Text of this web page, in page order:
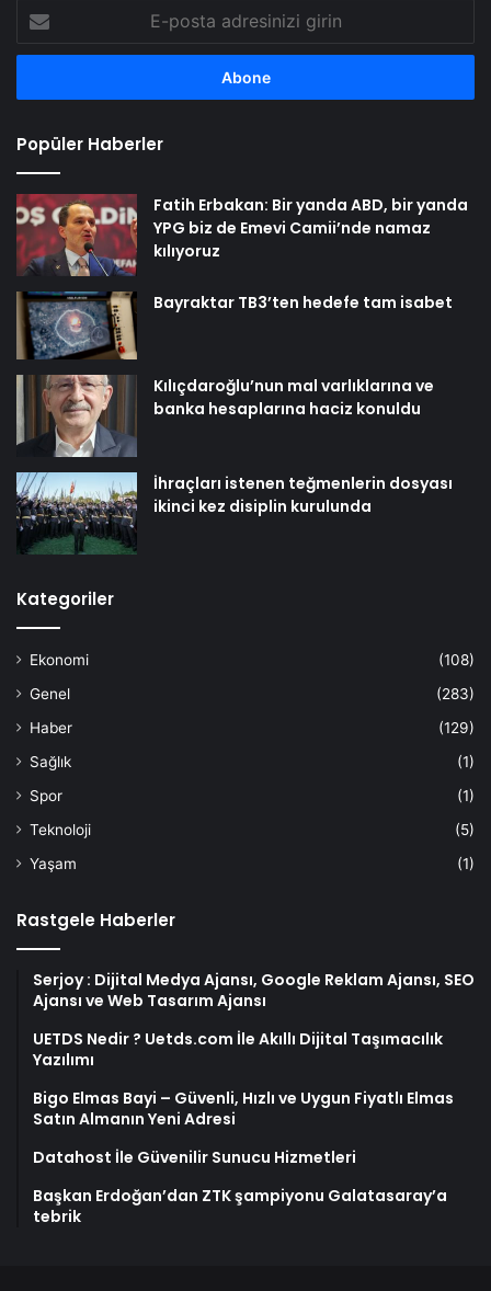
posta
adresinizi
Popüler Haberler
Fatih Erbakan: Bir yanda ABD, bir yanda
YPG biz de Emevi Camii’nde namaz
kılıyoruz
Bayraktar TB3’ten hedefe tam isabet
Kılıçdaroğlu’nun mal varlıklarına ve
banka hesaplarına haciz konuldu
İhraçları istenen teğmenlerin dosyası
ikinci kez disiplin kurulunda
Kategoriler
Ekonomi
(108)
Genel
(283)
Haber
(129)
Sağlık
(1)
Spor
(1)
Teknoloji
(5)
Yaşam
(1)
Rastgele Haberler
Serjoy : Dijital Medya Ajansı, Google Reklam Ajansı, SEO
Ajansı ve Web Tasarım Ajansı
UETDS Nedir ? Uetds.com İle Akıllı Dijital Taşımacılık
Yazılımı
Bigo Elmas Bayi – Güvenli, Hızlı ve Uygun Fiyatlı Elmas
Satın Almanın Yeni Adresi
Datahost İle Güvenilir Sunucu Hizmetleri
Başkan Erdoğan’dan ZTK şampiyonu Galatasaray’a
tebrik